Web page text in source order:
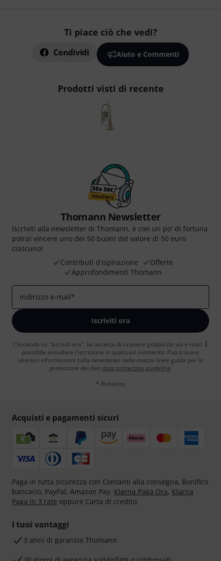
Ti piace ciò che vedi?
Condividi Aiuto e Commenti
Prodotti visti di recente
Thomann Newsletter
Iscriviti alla newsletter di Thomann, e con un po' di fortuna
potrai vincere uno dei 50 buoni del valore di 50 euro
ciascuno!
Contributi d'ispirazione
Offerte
Approfondimenti Thomann
Indirizzo e-mail*
Iscriviti ora
Cliccando su "Iscriviti ora", lei accetta di ricevere pubblicità via e-mail. È
possibile annullare l'iscrizione in qualsiasi momento. Può trovare
ulteriori informazioni sulla newsletter nelle nostre linee guida per la
protezione dei dati data protection guideline.
* Richiesto
Acquisti e pagamenti sicuri
Paga in tutta sicurezza con Contanti alla consegna, Bonifico
bancario, PayPal, Amazon Pay, Klarna Paga Ora, Klarna
Paga in 3 rate oppure Carta di credito.
I tuoi vantaggi
3 anni di garanzia Thomann